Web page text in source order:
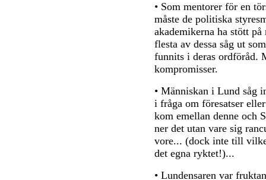
• Som mentorer för en
måste de politiska
akademikerna ha stött
flesta av dessa såg ut
funnits i deras ordföråd.
kompromisser.
• Människan i Lund såg
i fråga om föresatser
kom emellan denne och
ner det utan vare sig
vore... (dock inte till
det egna ryktet!)...
• Lundensaren var